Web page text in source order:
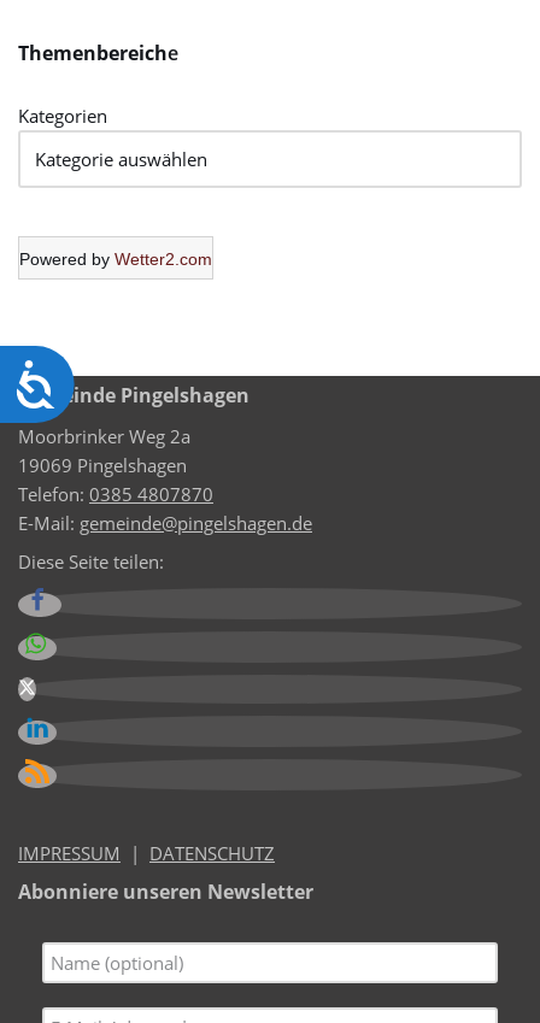
Barrierefreiheit
Themenbereiche
Kategorien
Powered by Wetter2.com
Gemeinde Pingelshagen
Moorbrinker Weg 2a
19069 Pingelshagen
Telefon: 0385 4807870
E-Mail: gemeinde@pingelshagen.de
Diese Seite teilen:
IMPRESSUM | DATENSCHUTZ
Abonniere unseren Newsletter